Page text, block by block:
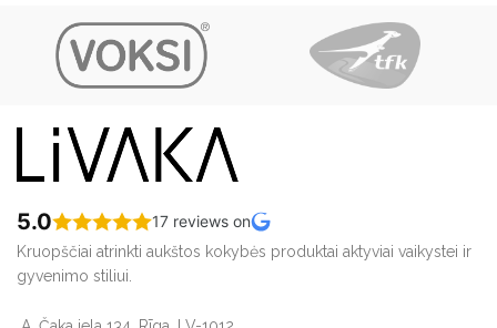
5.0 17 reviews on
Kruopščiai atrinkti aukštos kokybės produktai aktyviai vaikystei ir
gyvenimo stiliui.